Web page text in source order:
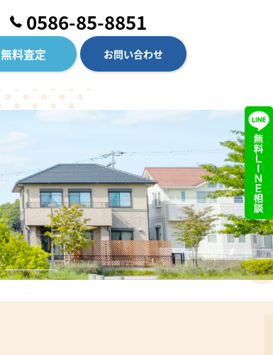
借りたい
不動産賃貸
0586-85-8851
無料査定 お問い合わせ